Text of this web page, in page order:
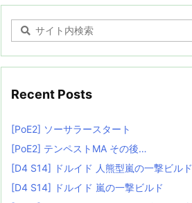
Recent Posts
[PoE2] ソーサラースタート
[PoE2] テンペストMA その後…
[D4 S14] ドルイド 人熊型嵐の一撃ビルド
[D4 S14] ドルイド 嵐の一撃ビルド